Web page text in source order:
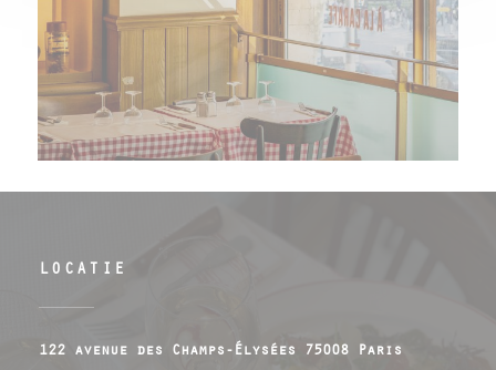
LOCATIE
122 avenue des Champs-Élysées 75008 Paris